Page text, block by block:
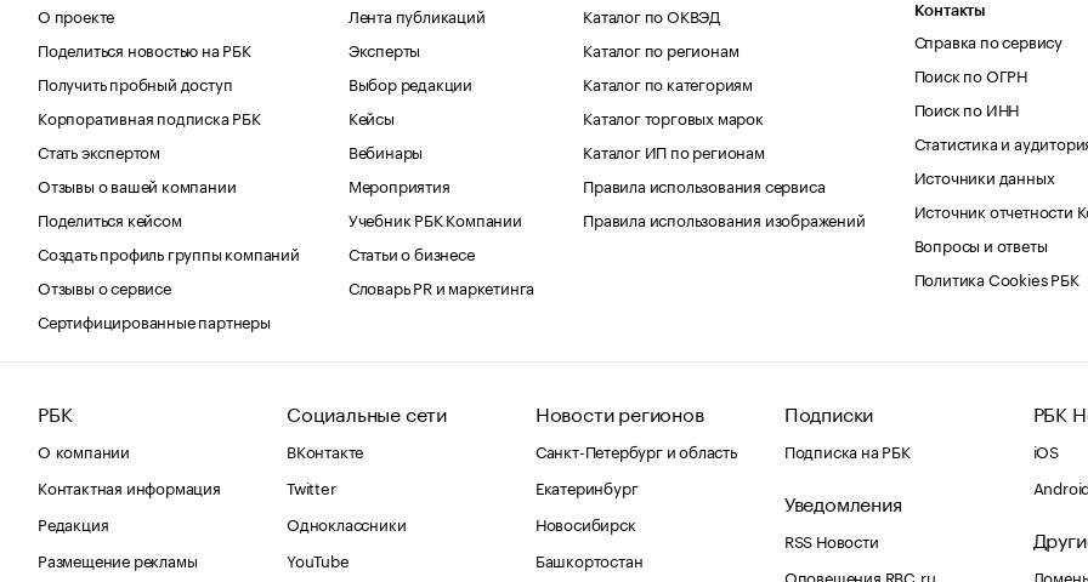
О проекте
Поделиться новостью на РБК
Получить пробный доступ
Корпоративная подписка РБК
Стать экспертом
Отзывы о вашей компании
Поделиться кейсом
Создать профиль группы компаний
Отзывы о сервисе
Сертифицированные партнеры
Лента публикаций
Эксперты
Выбор редакции
Кейсы
Вебинары
Мероприятия
Учебник РБК Компании
Статьи о бизнесе
Словарь PR и маркетинга
Каталог по ОКВЭД
Каталог по регионам
Каталог по категориям
Каталог торговых марок
Каталог ИП по регионам
Правила использования сервиса
Правила использования изображений
Контакты
Справка по сервису
Поиск по ОГРН
Поиск по ИНН
Статистика и
Источники данных
Источник отчетности
Вопросы и ответы
Политика Cookies РБК
РБК
О компании
Контактная информация
Редакция
Размещение рекламы
Социальные сети
ВКонтакте
Twitter
Одноклассники
YouTube
Новости регионов
Санкт-Петербург и область
Екатеринбург
Новосибирск
Башкортостан
Подписки
Подписка на РБК
Уведомления
RSS Новости
Оповещения RBC.ru
РБК
iOS